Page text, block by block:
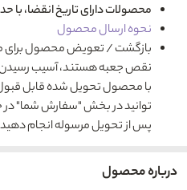
محصولات دارای تاریخ انقضا،
نحوه ارسال محصول
بازگشت / تعویض محصول برای
نقص جعبه هستند، آسیب
با محصول تحویل شده قابل
پس از تحویل مرسوله انجام دهید
درباره محصول